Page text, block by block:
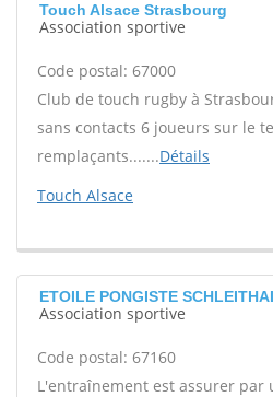
Touch Alsace Strasbourg
Association sportive
Code postal: 67000
Club de touch rugby à
sans contacts 6 joueurs sur le
remplaçants.......Détails
Touch Alsace
ETOILE PONGISTE
Association sportive
Code postal: 67160
L'entraînement est assurer